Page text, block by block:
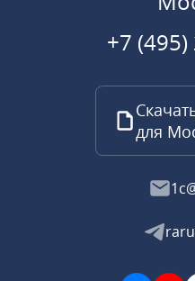
+7
для